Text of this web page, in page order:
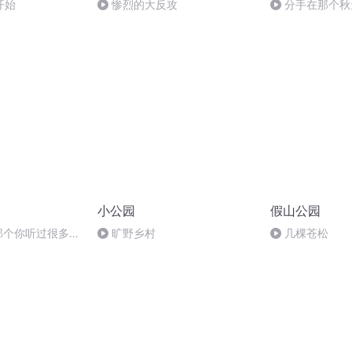
始 惨烈的大反攻 分手在那个
你听过很多
小公园
旷野乡村
假山公园
几棵苍松